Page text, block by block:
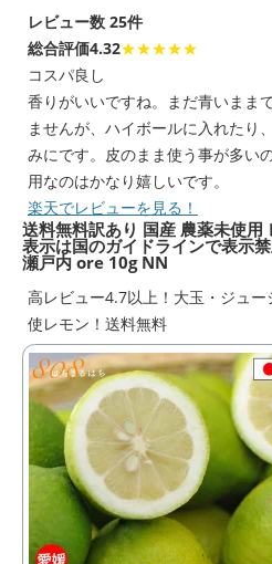
レビュー数 25件
総合評価4.32★★★★★
コスパ良し
香りがいいですね。まだ青いまま
ませんが、ハイボールに入れたり
みにです。皮のまま使う事が多い
用なのはかなり嬉しいです。
楽天でレビューを見る！
送料無料訳あり 国産 農薬未使用
表示は国のガイドラインで表示
瀬戸内 ore 10g NN
高レビュー4.7以上！大玉・ジュ
使レモン！送料無料